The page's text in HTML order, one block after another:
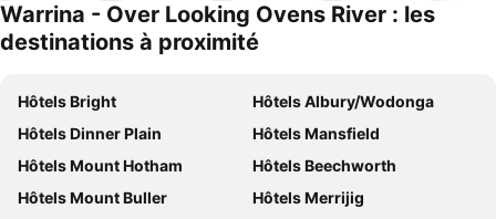
Warrina - Over Looking Ovens River : les
destinations à proximité
Hôtels Bright
Hôtels Albury/Wodonga
Hôtels Dinner Plain
Hôtels Mansfield
Hôtels Mount Hotham
Hôtels Beechworth
Hôtels Mount Buller
Hôtels Merrijig